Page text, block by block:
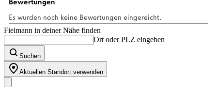
Bewertungen
Fielmann in deiner Nähe finden
Ort oder PLZ eingeben
Suchen
Aktuellen Standort verwenden